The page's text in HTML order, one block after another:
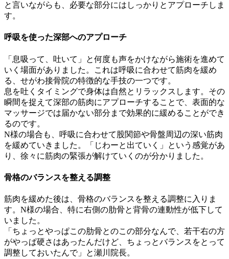
と言いながらも、必要な部分にはしっかりとアプローチしま
す。
呼吸を使った深部へのアプローチ
「息吸って、吐いて」と何度も声をかけながら施術を進めて
いく場面がありました。これは呼吸に合わせて筋肉を緩め
る、せがわ接骨院の特徴的な手技の一つです。
息を吐くタイミングで身体は自然とリラックスします。その
瞬間を捉えて深部の筋肉にアプローチすることで、表面的な
マッサージでは届かない部分まで効果的に緩めることができ
るのです。
N様の場合も、呼吸に合わせて股関節や骨盤周辺の深い筋肉
を緩めていきました。「じわーと出ていく」という感覚があ
り、徐々に筋肉の緊張が解けていくのが分かりました。
骨格のバランスを整える調整
筋肉を緩めた後は、骨格のバランスを整える調整に入りま
す。N様の場合、特に右側の肋骨と背骨の連動性が低下して
いました。
「ちょっとやっぱこの肋骨とのこの部分なんで、若干右の方
がやっぱ硬さはあったんだけど、ちょっとバランスをとって
調整しておいたんで」と瀬川院長。